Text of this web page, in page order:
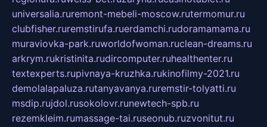
universalia.ruremont-mebeli-moscow.rutermomur.ru
clubfisher.ruremstirufa.ruerdamchi.rudoramamama.ru
muraviovka-park.ruworldofwoman.ruclean-dreams.ru
arkrym.rukristinita.rudircomputer.ruhealthenter.ru
textexperts.rupivnaya-kruzhka.rukinofilmy-2021.ru
demolalapaluza.rutanyavanya.ruremstir-tolyatti.ru
msdip.rujdol.rusokolovr.runewtech-spb.ru
rezemkleim.rumassage-tai.ruseonub.ruzvonitut.ru